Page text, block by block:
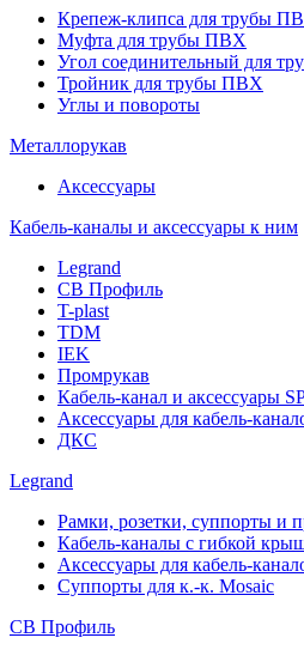
Крепеж-клипса для трубы
Муфта для трубы ПВХ
Угол соединительный для
Тройник для трубы ПВХ
Углы и повороты
Металлорукав
Аксессуары
Кабель-каналы и аксессуары к ним
Legrand
СВ Профиль
T-plast
TDM
IEK
Промрукав
Кабель-канал и аксессуары
Аксессуары для кабель-
ДКС
Legrand
Рамки, розетки, суппорты и
Кабель-каналы с гибкой
Аксессуары для кабель-
Суппорты для к.-к. Mosaic
СВ Профиль